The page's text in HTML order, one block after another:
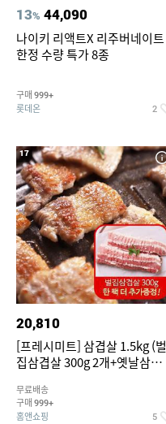
13% 44,090
나이키 리액트X 리주버네이트
한정 수량 특가 8종
구매 999+
롯데온 2
17
20,810
[프레시미트] 삼겹살 1.5kg (벌
집삼겹살 300g 2개+옛날삼겹살
팩 추가증정)
무료배송
구매 999+
홈앤쇼핑 5